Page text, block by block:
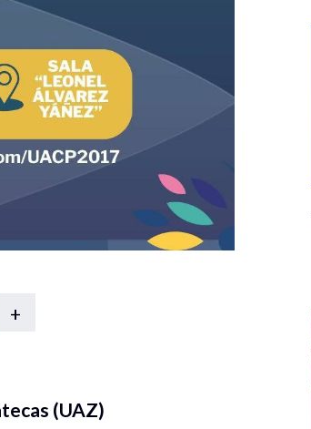
+
(UAZ)